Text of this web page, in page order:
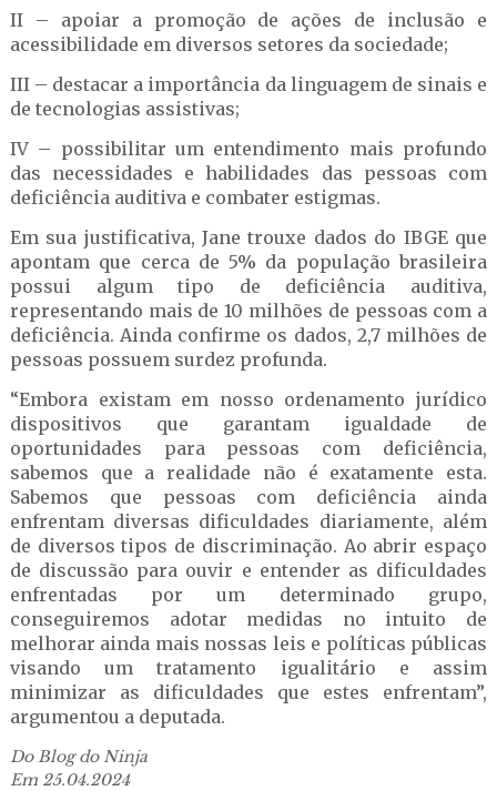
II – apoiar a promoção de ações de inclusão e
acessibilidade em diversos setores da sociedade;
III – destacar a importância da linguagem de sinais e
de tecnologias assistivas;
IV – possibilitar um entendimento mais profundo
das necessidades e habilidades das pessoas com
deficiência auditiva e combater estigmas.
Em sua justificativa, Jane trouxe dados do IBGE que
apontam que cerca de 5% da população brasileira
possui algum tipo de deficiência auditiva,
representando mais de 10 milhões de pessoas com a
deficiência. Ainda confirme os dados, 2,7 milhões de
pessoas possuem surdez profunda.
“Embora existam em nosso ordenamento jurídico
dispositivos que garantam igualdade de
oportunidades para pessoas com deficiência,
sabemos que a realidade não é exatamente esta.
Sabemos que pessoas com deficiência ainda
enfrentam diversas dificuldades diariamente, além
de diversos tipos de discriminação. Ao abrir espaço
de discussão para ouvir e entender as dificuldades
enfrentadas por um determinado grupo,
conseguiremos adotar medidas no intuito de
melhorar ainda mais nossas leis e políticas públicas
visando um tratamento igualitário e assim
minimizar as dificuldades que estes enfrentam”,
argumentou a deputada.
Do Blog do Ninja
Em 25.04.2024